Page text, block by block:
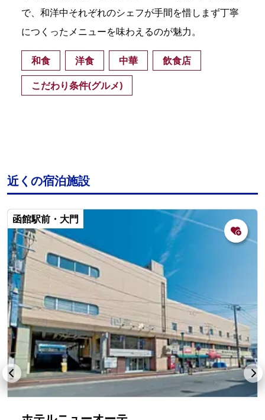
で、和洋中それぞれのシェフが手間を惜しまず丁寧
につくったメニューを味わえるのが魅力。
和食 洋食 中華
飲食店
こだわり条件(グルメ)
近くの宿泊施設
函館駅前・大門